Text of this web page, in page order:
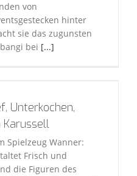
von
hinter
sie das zugunsten
bei [...]
Unterkochen,
Spielzeug Wanner:
Frisch und
die Figuren des